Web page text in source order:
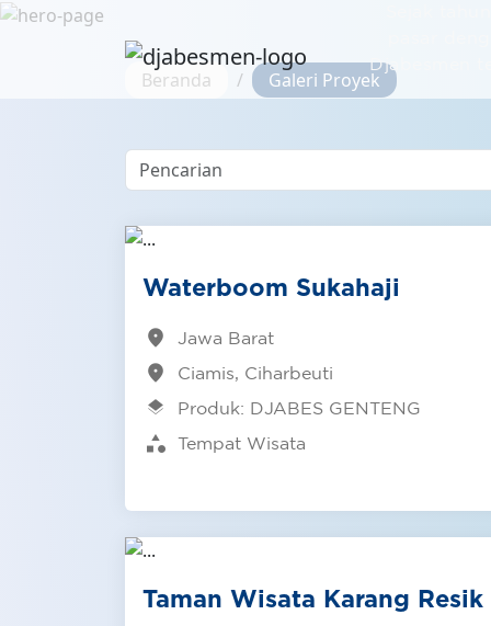
Djabesmen
Beranda Galeri Proyek
Waterboom Sukahaji
location_on Jawa Barat
location_on Ciamis, Ciharbeuti
layers Produk: DJABES GENTENG
category Tempat Wisata
Taman Wisata Karang Resik